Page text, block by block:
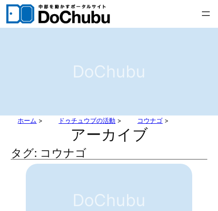
内
DoChubu
ホーム > ドゥチュウブの活動 > コウナゴ >
アーカイブ
タグ: コウナゴ
DoChubu